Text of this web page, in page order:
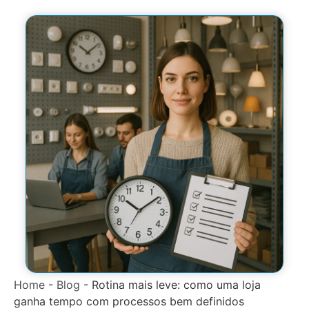
Home - Blog - Rotina mais leve: como uma loja
ganha tempo com processos bem definidos